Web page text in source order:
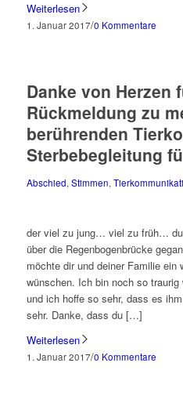
Weiterlesen
1. Januar 2017/0 Kommentare
Danke von Herzen
Rückmeldung zu
berührenden
Sterbebegleitung
Abschied, Stimmen,
der viel zu jung… viel zu früh…
über die Regenbogenbrücke
möchte dir und deiner Familie
wünschen. Ich bin noch so
und ich hoffe so sehr, dass es
sehr. Danke, dass du […]
Weiterlesen
1. Januar 2017/0 Kommentare